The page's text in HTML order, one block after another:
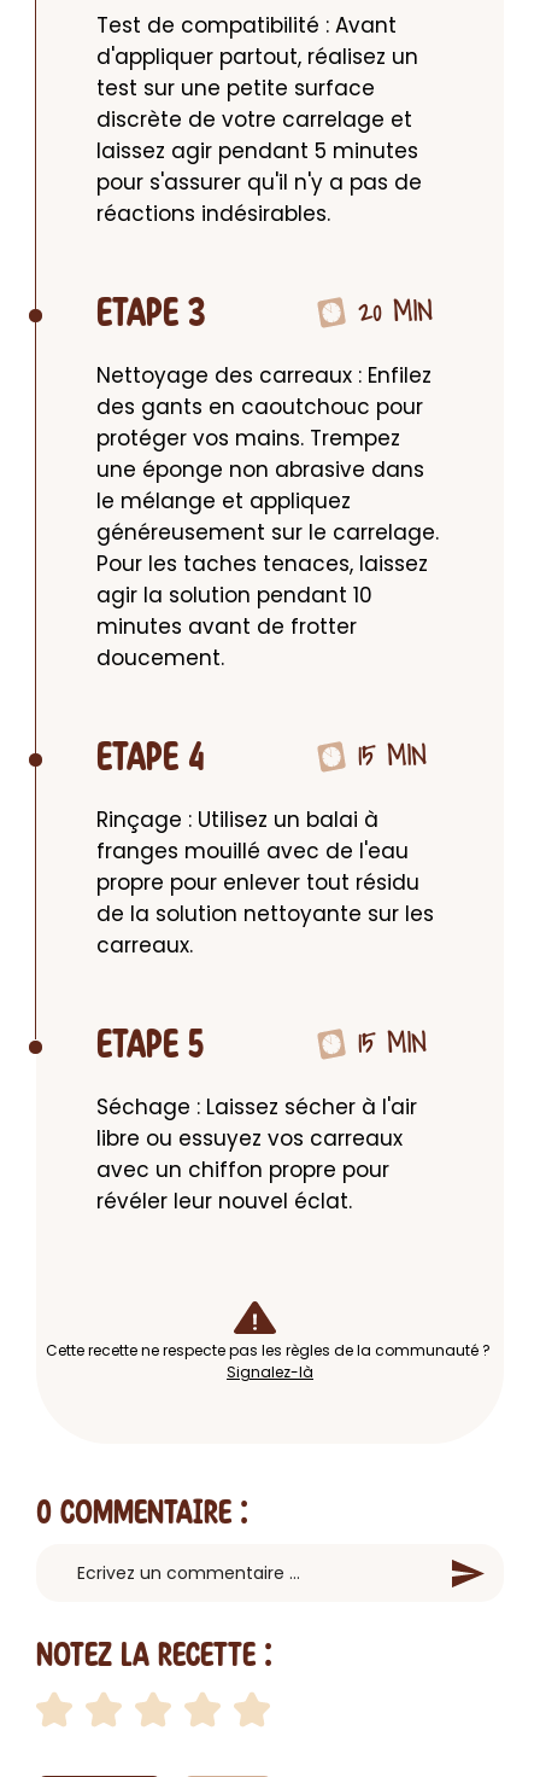
Test de compatibilité : Avant
d'appliquer partout, réalisez un
test sur une petite surface
discrète de votre carrelage et
laissez agir pendant 5 minutes
pour s'assurer qu'il n'y a pas de
réactions indésirables.
ETAPE 3 20 MIN
Nettoyage des carreaux : Enfilez
des gants en caoutchouc pour
protéger vos mains. Trempez
une éponge non abrasive dans
le mélange et appliquez
généreusement sur le carrelage.
Pour les taches tenaces, laissez
agir la solution pendant 10
minutes avant de frotter
doucement.
ETAPE 4 15 MIN
Rinçage : Utilisez un balai à
franges mouillé avec de l'eau
propre pour enlever tout résidu
de la solution nettoyante sur les
carreaux.
ETAPE 5 15 MIN
Séchage : Laissez sécher à l'air
libre ou essuyez vos carreaux
avec un chiffon propre pour
révéler leur nouvel éclat.
Cette recette ne respecte pas les règles de la communauté ?
Signalez-là
0 Commentaire :
Notez la recette :